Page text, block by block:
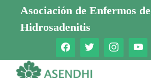
Saltar
contenido
Asociación de Enfermos de
Hidrosadenitis